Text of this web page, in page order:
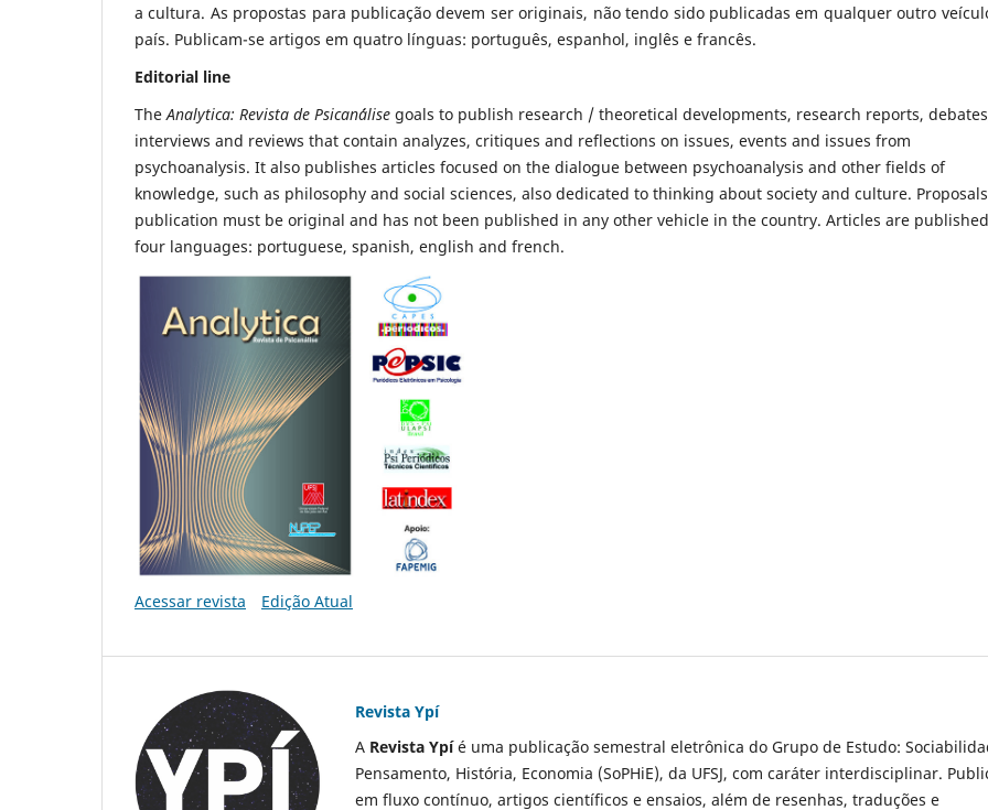
a cultura. As propostas para publicação devem ser originais, não tendo sido publicadas em qualquer outro
país. Publicam-se artigos em quatro línguas: português, espanhol, inglês e francês.
Editorial line
The Analytica: Revista de Psican´álise goals to publish research / theoretical developments, research reports,
interviews and reviews that contain analyzes, critiques and reflections on issues, events and issues from
psychoanalysis. It also publishes articles focused on the dialogue between psychoanalysis and other fields of
knowledge, such as philosophy and social sciences, also dedicated to thinking about society and culture.
publication must be original and has not been published in any other vehicle in the country. Articles are
four languages: portuguese, spanish, english and french.
Acessar revista Edição Atual
Revista Ypí
A Revista Ypíé uma publicação semestral eletrônica do Grupo de Estudo:
Pensamento, História, Economia (SoPHiE), da UFSJ, com caráter interdisciplinar.
em fluxo contínuo, artigos científicos e ensaios, além de resenhas, traduções e